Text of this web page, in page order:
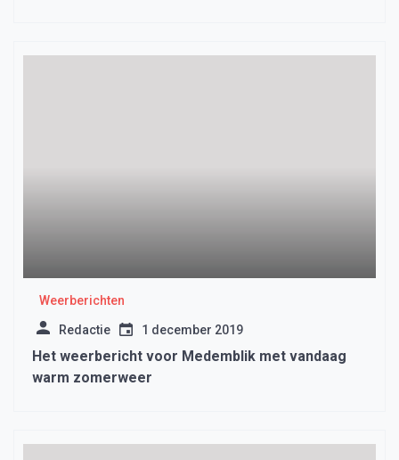
Weerberichten
Redactie 1 december 2019
Het weerbericht voor Medemblik met vandaag
warm zomerweer